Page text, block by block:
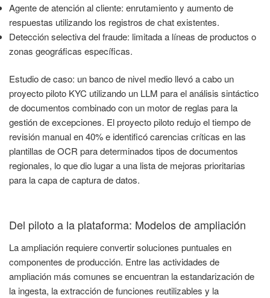
Agente de atención al cliente: enrutamiento y aumento de
respuestas utilizando los registros de chat existentes.
Detección selectiva del fraude: limitada a líneas de productos o
zonas geográficas específicas.
Estudio de caso: un banco de nivel medio llevó a cabo un
proyecto piloto KYC utilizando un LLM para el análisis sintáctico
de documentos combinado con un motor de reglas para la
gestión de excepciones. El proyecto piloto redujo el tiempo de
revisión manual en 40% e identificó carencias críticas en las
plantillas de OCR para determinados tipos de documentos
regionales, lo que dio lugar a una lista de mejoras prioritarias
para la capa de captura de datos.
Del piloto a la plataforma: Modelos de ampliación
La ampliación requiere convertir soluciones puntuales en
componentes de producción. Entre las actividades de
ampliación más comunes se encuentran la estandarización de
la ingesta, la extracción de funciones reutilizables y la